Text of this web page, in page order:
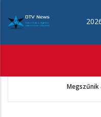
tartalomra
Megszűnik